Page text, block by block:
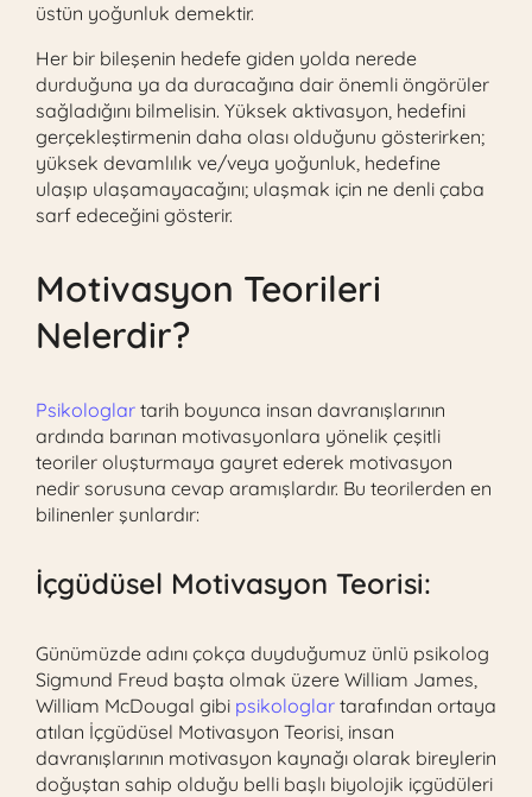
üstün yoğunluk demektir.
Her bir bileşenin hedefe giden yolda nerede
durduğuna ya da duracağına dair önemli öngörüler
sağladığını bilmelisin. Yüksek aktivasyon, hedefini
gerçekleştirmenin daha olası olduğunu gösterirken;
yüksek devamlılık ve/veya yoğunluk, hedefine
ulaşıp ulaşamayacağını; ulaşmak için ne denli çaba
sarf edeceğini gösterir.
Motivasyon Teorileri
Nelerdir?
Psikologlar tarih boyunca insan davranışlarının
ardında barınan motivasyonlara yönelik çeşitli
teoriler oluşturmaya gayret ederek motivasyon
nedir sorusuna cevap aramışlardır. Bu teorilerden en
bilinenler şunlardır:
İçgüdüsel Motivasyon Teorisi:
Günümüzde adını çokça duyduğumuz ünlü psikolog
Sigmund Freud başta olmak üzere William James,
William McDougal gibi psikologlar tarafından ortaya
atılan İçgüdüsel Motivasyon Teorisi, insan
davranışlarının motivasyon kaynağı olarak bireylerin
doğuştan sahip olduğu belli başlı biyolojik içgüdüleri